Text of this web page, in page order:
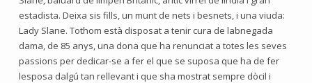
estadista. Deixa sis fills, un munt de nets i besnets, i una viuda:
Lady Slane. Tothom està disposat a tenir cura de labnegada
dama, de 85 anys, una dona que ha renunciat a totes les seves
passions per dedicar-se a fer el que se suposa que ha de fer
lesposa dalgú tan rellevant i que sha mostrat sempre dòcil i